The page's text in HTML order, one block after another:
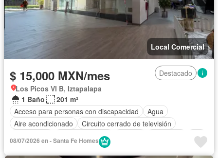
Local Comercial
$ 15,000 MXN/mes
Destacado
Los Picos VI B, Iztapalapa
1 Baño
201 m²
Acceso para personas con discapacidad
Agua
Aire acondicionado
Circuito cerrado de televisión
Estacionamiento Wifi
08/07/2026 en - Santa Fe Homes